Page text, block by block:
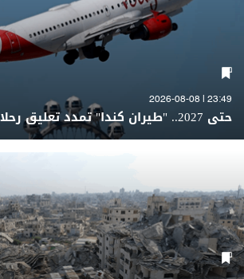
23:49 | 2026-08-08
حتى 2027.. "طيران كندا" تمدد تعليق رحلات تل أبيب ودبي